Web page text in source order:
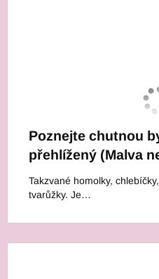
Poznejte chutnou
přehlížený (Malva
Takzvané homolky,
tvarůžky. Je…